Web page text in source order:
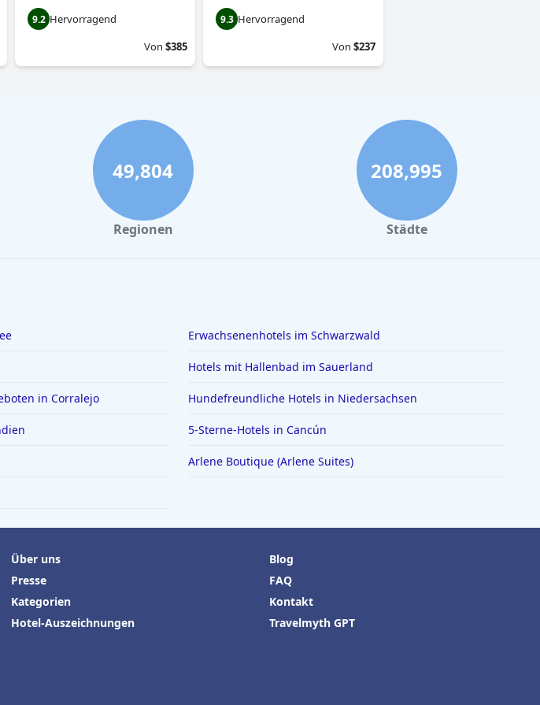
9.2 Hervorragend
Von $385
9.3 Hervorragend
Von $237
49,804
Regionen
208,995
Städte
Erwachsenenhotels im Schwarzwald
Hotels mit Hallenbad im Sauerland
in Corralejo Hundefreundliche Hotels in Niedersachsen
5-Sterne-Hotels in Cancún
Arlene Boutique (Arlene Suites)
Über uns
Presse
Kategorien
Hotel-Auszeichnungen
Blog
FAQ
Kontakt
Travelmyth GPT